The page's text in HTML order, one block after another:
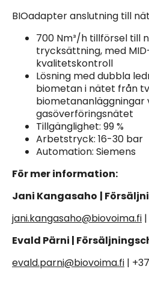
BIOadapter anslutning till
700 Nm³/h tillförsel till
trycksättning, med
kvalitetskontroll
Lösning med dubbla
biometan i nätet från
biometananläggningar
gasöverföringsnätet
Tillgänglighet: 99 %
Arbetstryck: 16-30 bar
Automation: Siemens
För mer information:
Jani Kangasaho |
jani.kangasaho@biovoima.fi
Evald Pärni |
evald.parni@biovoima.fi |